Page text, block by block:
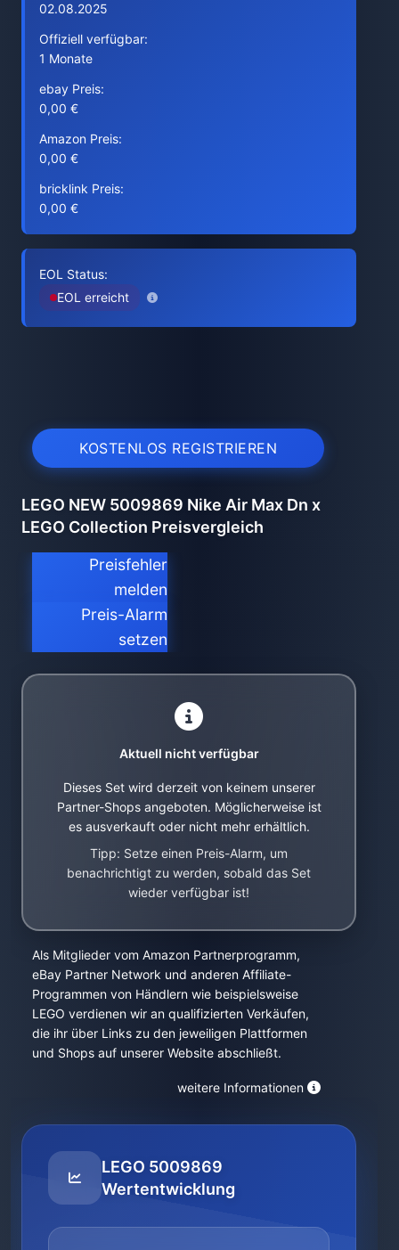
02.08.2025
Offiziell verfügbar:
1 Monate
ebay Preis:
0,00 €
Amazon Preis:
0,00 €
bricklink Preis:
0,00 €
EOL Status:
EOL erreicht
KOSTENLOS REGISTRIEREN
LEGO NEW 5009869 Nike Air Max Dn x
LEGO Collection Preisvergleich
Preisfehler
melden
Preis-Alarm
setzen
Aktuell nicht verfügbar
Dieses Set wird derzeit von keinem unserer
Partner-Shops angeboten. Möglicherweise ist
es ausverkauft oder nicht mehr erhältlich.
Tipp: Setze einen Preis-Alarm, um
benachrichtigt zu werden, sobald das Set
wieder verfügbar ist!
Als Mitglieder vom Amazon Partnerprogramm,
eBay Partner Network und anderen Affiliate-
Programmen von Händlern wie beispielsweise
LEGO verdienen wir an qualifizierten Verkäufen,
die ihr über Links zu den jeweiligen Plattformen
und Shops auf unserer Website abschließt.
weitere Informationen
LEGO 5009869
Wertentwicklung